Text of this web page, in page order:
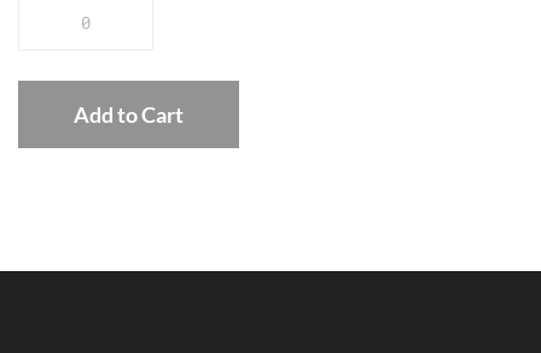
Add to Cart